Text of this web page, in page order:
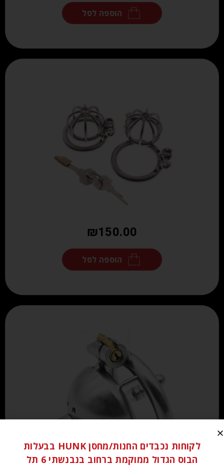
הוספה לסל
₪150.00
הוספה לסל
לקוחות נכבדים החנות/מחסן HUNK בבעלות
הבוס הגדול ממוקמת ברחוב בנבנשתי 6 תל